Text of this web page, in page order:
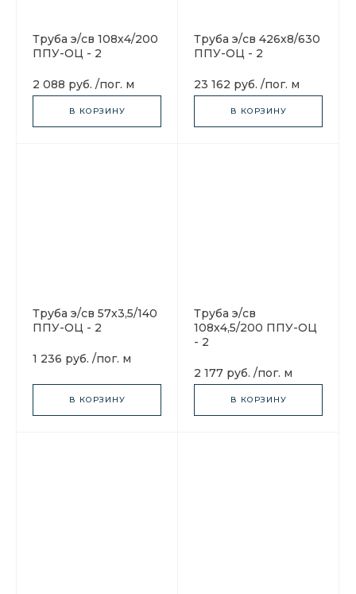
Труба э/св 108х4/200
ППУ-ОЦ - 2
2 088 руб. /пог. м
В КОРЗИНУ
Труба э/св 426х8/630
ППУ-ОЦ - 2
23 162 руб. /пог. м
В КОРЗИНУ
Труба э/св 57х3,5/140
ППУ-ОЦ - 2
1 236 руб. /пог. м
В КОРЗИНУ
Труба э/св
108х4,5/200 ППУ-ОЦ
- 2
2 177 руб. /пог. м
В КОРЗИНУ